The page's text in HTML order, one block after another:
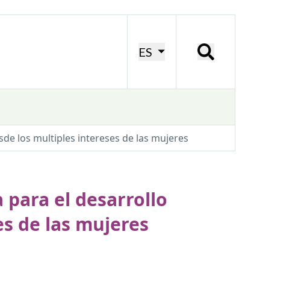
ES
los multiples intereses de las mujeres
el desarrollo
de las mujeres